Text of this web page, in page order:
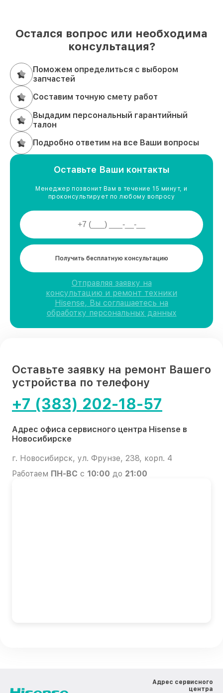
Остался вопрос или необходима
консультация?
Поможем определиться с выбором
запчастей
Составим точную смету работ
Выдадим персональный гарантийный
талон
Подробно ответим на все Ваши вопросы
Оставьте Ваши контакты
Менеджер позвонит Вам в течение 15 минут, и
проконсультирует по любому вопросу
Получить бесплатную консультацию
Отправляя заявку на
консультацию и ремонт техники
Hisense, Вы соглашаетесь на
обработку персональных данных
Оставьте заявку на ремонт Вашего
устройства по телефону
+7 (383) 202-18-57
Адрес офиса сервисного центра Hisense в
Новосибирске
г. Новосибирск, ул. Фрунзе, 238, корп. 4
Работаем ПН-ВС с 10:00 до 21:00
Адрес сервисного
центра